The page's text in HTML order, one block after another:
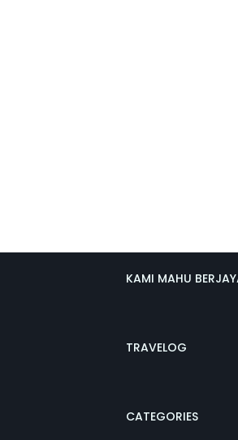
KAMI MAHU
TRAVELOG
CATEGORIES